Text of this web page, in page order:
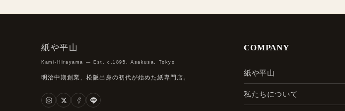
紙や平山
Kami-Hirayama — Est. c.1895, Asakusa, Tokyo
明治中期創業、松阪出身の初代が始めた紙専門店。
COMPANY
紙や平山
私たちについて